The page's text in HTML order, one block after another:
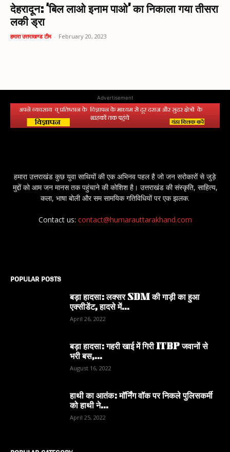
देहरादून: ‘बिल लाओ इनाम पाओ’ का निकाला गया तीसरा
लकी ड्रा
हमारा उत्तराखण्ड टीम - February 20, 2023
Advertisement
हमारा उत्तराखंड कुछ युवा साथियों की एक अभिनव पहल है जो जन सरोकारों से जुड़े
मुद्दों को आम जन मानस तक पहुंचाने की कोशिश है। उत्तराखंड की संस्कृति, साहित्य,
कला, भाषा बोली और सम सामयिक गतिविधियों पर एक झलक.
Contact us: contact@humarauttarakhand.com
POPULAR POSTS
बड़ा हादसा: लक्सर SDM की गाड़ी का हुआ
एक्सीडेंट, हादसे में...
April 26, 2022
बड़ा हादसा: गहरी खाई में गिरी ITBP जवानों से
भरी बस,...
August 16, 2022
हाथी का आतंक: मॉर्निंग वॉक पर निकले पुलिसकर्मी
को हाथी ने...
April 25, 2022